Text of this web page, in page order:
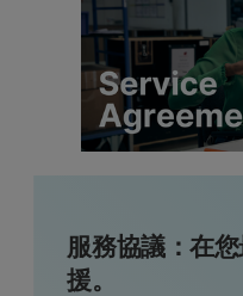
服務協議：在
援。